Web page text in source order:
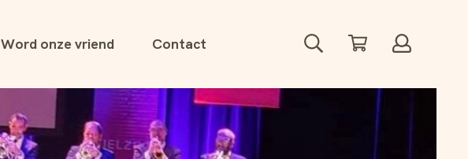
Word onze vriend Contact Zoeken Winkelwagen
Account